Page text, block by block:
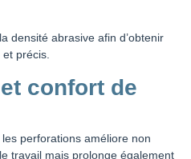
densité abrasive afin d’obtenir
précis.
confort de
perforations améliore non
travail mais prolonge également